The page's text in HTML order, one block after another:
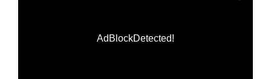
AdBlockDetected!